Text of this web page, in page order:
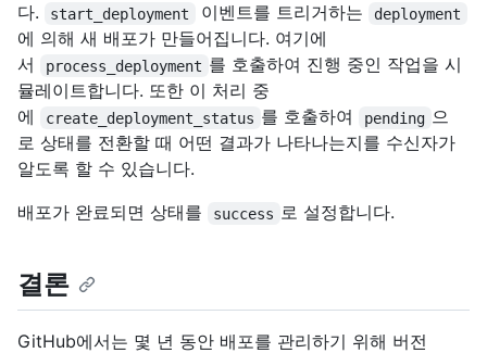
다.
start_deployment 이벤트를 트리거하는 deployment
에 의해 새 배포가 만들어집니다. 여기에
서
process_deployment 를 호출하여 진행 중인 작업을 시
뮬레이트합니다. 또한 이 처리 중
에
create_deployment_status 를 호출하여 pending 으
로 상태를 전환할 때 어떤 결과가 나타나는지를 수신자가
알도록 할 수 있습니다.
배포가 완료되면 상태를
success 로 설정합니다.
결론
GitHub에서는 몇 년 동안 배포를 관리하기 위해 버전